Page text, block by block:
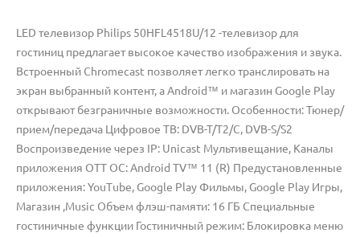
LED телевизор Philips 50HFL4518U/12 -телевизор для
гостиниц предлагает высокое качество изображения и звука.
Встроенный Chromecast позволяет легко транслировать на
экран выбранный контент, а Android™ и магазин Google Play
открывают безграничные возможности. Особенности: Тюнер/
прием/передача Цифровое ТВ: DVB-T/T2/C, DVB-S/S2
Воспроизведение через IP: Unicast Мультивещание, Каналы
приложения OTT ОС: Android TV™ 11 (R) Предустановленные
приложения: YouTube, Google Play Фильмы, Google Play Игры,
Магазин ,Music Объем флэш-памяти: 16 ГБ Специальные
гостиничные функции Гостиничный режим: Блокировка меню